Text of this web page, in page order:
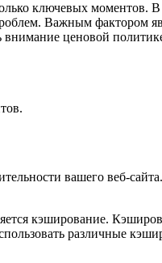
ключевых моментов.
Важным фактором
ценовой
вашего веб-
кэширование.
различные